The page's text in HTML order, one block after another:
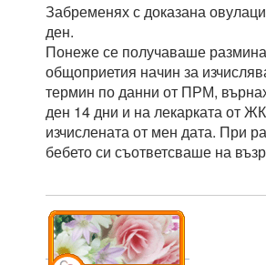
Забременях с доказана
ден.
Понеже се получаваше
общоприетия начин за
термин по данни от ПРМ,
ден 14 дни и на лекарката от
изчислената от мен дата. При
бебето си съответсваше на